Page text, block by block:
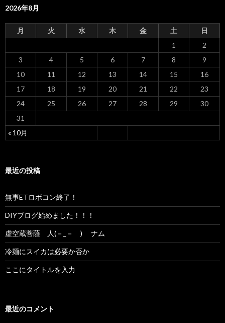
2026年8月
月 火 水 木 金 土 日
« 10月
1
2
3
4 5 6 7 8
9
10
11 12 13 14 15
16
17
18 19 20 21 22
23
24
25 26 27 28 29
30
31
最近の投稿
無事ETロボコン終了！
DIYブログ始めました！！！
虚空蔵菩薩 人(－_－ ) ナム
冷麺にスイカは必要か否か
ここにタイトルを入力
最近のコメント